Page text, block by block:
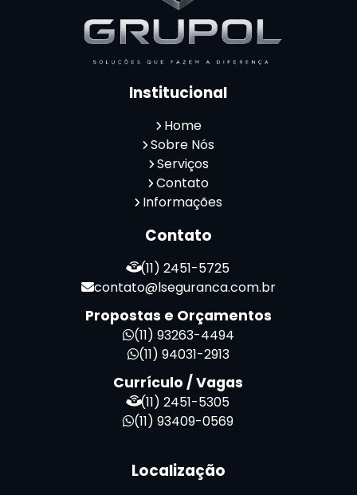
Reconhecimento Facial Portaria
Serviço de Limpeza Terceirizado
Serviço de Portaria e Limpeza
Serviço de Portaria Terceirizado
Terceirização de Facilities
Terceirização de PortariaInstitucional
Home
Sobre Nós
Serviços
Contato
Informações
Contato
(11) 2451-5725
contato@lseguranca.com.br
Propostas e Orçamentos
(11) 93263-4494
(11) 94031-2913
Currículo / Vagas
(11) 2451-5305
(11) 93409-0569
Localização